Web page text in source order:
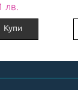
лв.
Купи